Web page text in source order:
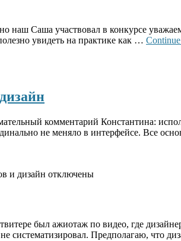
наш Саша участвовал в конкурсе
увидеть на практике как …
комментарий Константина:
не меняло в интерфейсе. Все
и дизайн отключены
был ажиотаж по видео, где
систематизировал. Предполагаю, что